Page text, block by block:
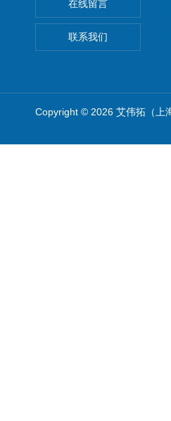
在线留言
联系我们
Copyright © 2026 艾伟拓（上